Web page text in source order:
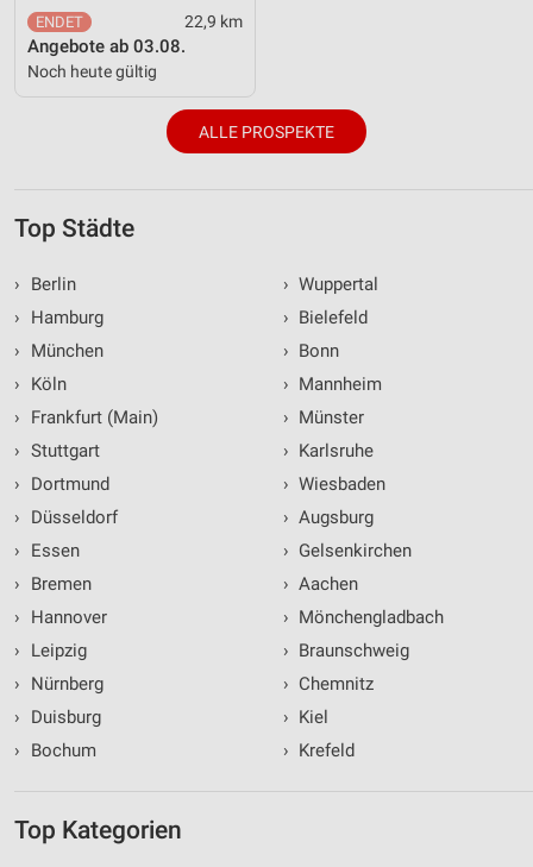
22,9 km
Angebote ab 03.08.
Noch heute gültig
ALLE PROSPEKTE
Top Städte
›
Berlin
›
Hamburg
›
München
›
Köln
›
Frankfurt (Main)
› Stuttgart
›
Dortmund
›
Düsseldorf
›
Essen
›
Bremen
›
Hannover
›
Leipzig
›
Nürnberg
›
Duisburg
›
Bochum
› Wuppertal
› Bielefeld
› Bonn
› Mannheim
› Münster
› Karlsruhe
› Wiesbaden
› Augsburg
› Gelsenkirchen
› Aachen
› Mönchengladbach
› Braunschweig
› Chemnitz
› Kiel
› Krefeld
Top Kategorien